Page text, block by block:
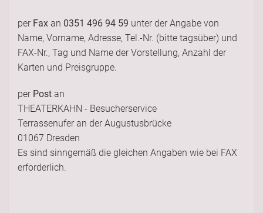
per Fax an 0351 496 94 59 unter der Angabe von
Name, Vorname, Adresse, Tel.-Nr. (bitte tagsüber) und
FAX-Nr., Tag und Name der Vorstellung, Anzahl der
Karten und Preisgruppe.
per Post an
THEATERKAHN - Besucherservice
Terrassenufer an der Augustusbrücke
01067 Dresden
Es sind sinngemäß die gleichen Angaben wie bei FAX
erforderlich.